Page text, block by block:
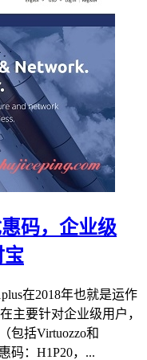
码，企业级
宝
在2018年也就是运作
主要针对企业级用户，
包括Virtuozzo和
码：H1P20，...